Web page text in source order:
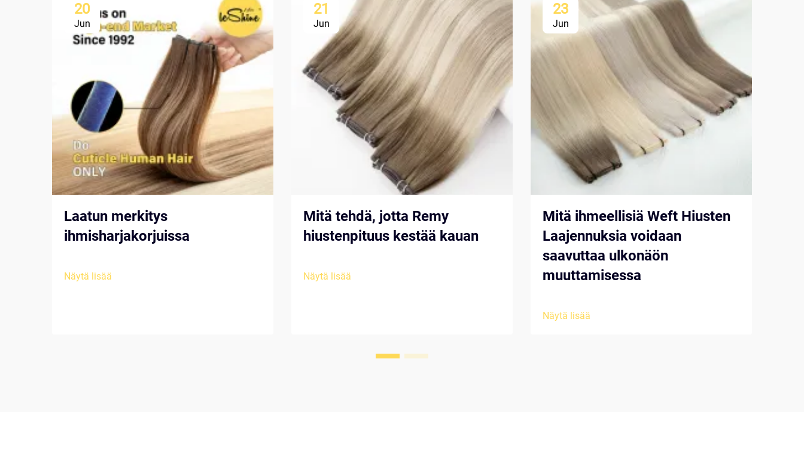
20
Jun
Laatun merkitys
ihmisharjakorjuissa
Näytä lisää
21
Jun
Mitä tehdä, jotta Remy
hiustenpituus kestää kauan
Näytä lisää
23
Jun
Mitä ihmeellisiä Weft Hiusten
Laajennuksia voidaan
saavuttaa ulkonäön
muuttamisessa
Näytä lisää